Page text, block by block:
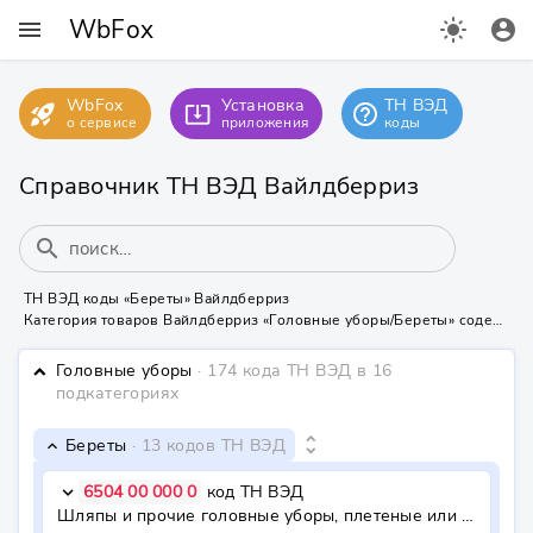
menu WbFox light_mode account_circle
rocket_launch WbFox
о сервисе system_update_alt Установка
приложения help_outline ТН ВЭД
коды
Справочник ТН ВЭД Вайлдберриз
search
ТН ВЭД коды «Береты» Вайлдберриз
Категория товаров Вайлдберриз «Головные уборы/Береты» содержит 13 кодов ТН ВЭД
keyboard_arrow_down Головные уборы · 174 кода ТН ВЭД в 16
подкатегориях
keyboard_arrow_down Береты · 13 кодов ТН ВЭД unfold_more
keyboard_arrow_down 6504 00 000 0 код ТН ВЭД
Шляпы и прочие головные уборы, плетеные или изготовленные путем соединения полос из любого материала, с подкладкой или без подкладки, с отделкой или без отделки